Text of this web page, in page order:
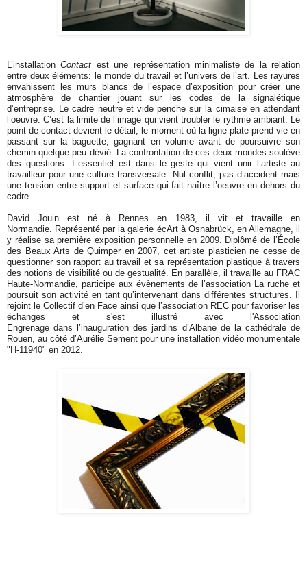
L’installationContact est une représentation minimaliste de la relation
entre deux éléments: le monde du travail et l’univers de l’art. Les rayures
envahissent les murs blancs de l’espace d’exposition pour créer une
atmosphère de chantier jouant sur les codes de la signalétique
d’entreprise. Le cadre neutre et vide penche sur la cimaise en attendant
l’oeuvre. C’est la limite de l’image qui vient troubler le rythme ambiant. Le
point de contact devient le détail, le moment où la ligne plate prend vie en
passant sur la baguette, gagnant en volume avant de poursuivre son
chemin quelque peu dévié. La confrontation de ces deux mondes soulève
des questions. L’essentiel est dans le geste qui vient unir l’artiste au
travailleur pour une culture transversale. Nul conflit, pas d’accident mais
une tension entre support et surface qui fait naître l’oeuvre en dehors du
cadre.
David Jouin est né à Rennes en 1983, il vit et travaille en
Normandie. Représenté par la galerie écArt à Osnabrück, en Allemagne, il
y réalise sa première exposition personnelle en 2009. Diplômé de l’École
des Beaux Arts de Quimper en 2007, cet artiste plasticien ne cesse de
questionner son rapport au travail et sa représentation plastique à travers
des notions de visibilité ou de gestualité. En parallèle, il travaille au FRAC
Haute-Normandie, participe aux évènements de l’association La ruche et
poursuit son activité en tant qu’intervenant dans différentes structures. Il
rejoint le Collectif d’en Face ainsi que l’association REC pour favoriser les
échanges et s'est illustré avec l'Association
Engrenage dans l’inauguration des jardins d’Albane de la cathédrale de
Rouen, au côté d’Aurélie Sement pour une installation vidéo monumentale
"H-11940" en 2012.